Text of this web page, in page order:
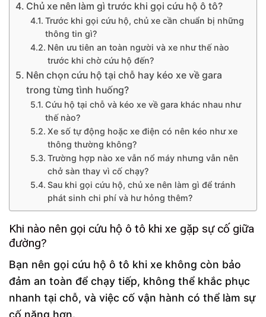
Chủ xe nên làm gì trước khi gọi cứu hộ ô tô?
Trước khi gọi cứu hộ, chủ xe cần chuẩn bị những
thông tin gì?
Nên ưu tiên an toàn người và xe như thế nào
trước khi chờ cứu hộ đến?
Nên chọn cứu hộ tại chỗ hay kéo xe về gara
trong từng tình huống?
Cứu hộ tại chỗ và kéo xe về gara khác nhau như
thế nào?
Xe số tự động hoặc xe điện có nên kéo như xe
thông thường không?
Trường hợp nào xe vẫn nổ máy nhưng vẫn nên
chở sàn thay vì cố chạy?
Sau khi gọi cứu hộ, chủ xe nên làm gì để tránh
phát sinh chi phí và hư hỏng thêm?
Khi nào nên gọi cứu hộ ô tô khi xe gặp sự cố giữa
đường?
Bạn nên gọi cứu hộ ô tô khi xe không còn bảo
đảm an toàn để chạy tiếp, không thể khắc phục
nhanh tại chỗ, và việc cố vận hành có thể làm sự
cố nặng hơn.